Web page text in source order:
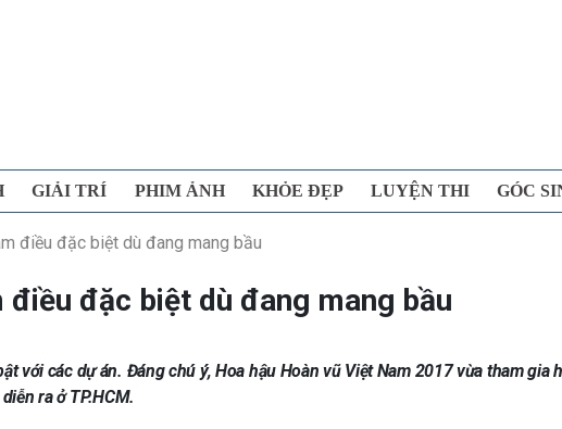
GIẢI TRÍ PHIM ẢNH KHỎE ĐẸP LUYỆN THI GÓC
điều đặc biệt dù đang mang bầu
điều đặc biệt dù đang mang bầu
với các dự án. Đáng chú ý, Hoa hậu Hoàn vũ Việt Nam 2017 vừa tham gia
ra ở TP.HCM.